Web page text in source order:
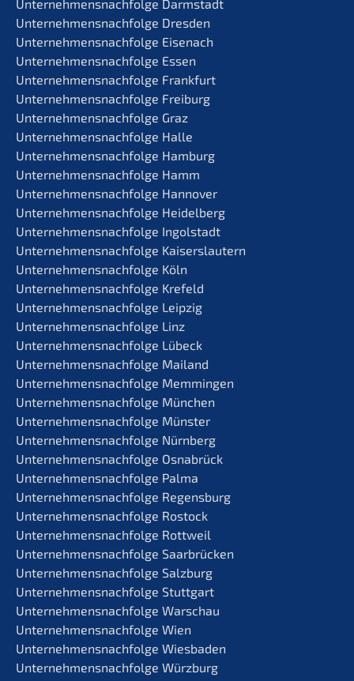
Unternehmens­nachfolge Darmstadt
Unternehmens­nachfolge Dresden
Unternehmens­nachfolge Eisenach
Unternehmens­nachfolge Essen
Unternehmens­nachfolge Frankfurt
Unternehmens­nachfolge Freiburg
Unternehmens­nachfolge Graz
Unternehmens­nachfolge Halle
Unternehmens­nachfolge Hamburg
Unternehmens­nachfolge Hamm
Unternehmens­nachfolge Hannover
Unternehmens­nachfolge Heidelberg
Unternehmens­nachfolge Ingolstadt
Unternehmens­nachfolge Kaiserslautern
Unternehmens­nachfolge Köln
Unternehmens­nachfolge Krefeld
Unternehmens­nachfolge Leipzig
Unternehmens­nachfolge Linz
Unternehmens­nachfolge Lübeck
Unternehmens­nachfolge Mailand
Unternehmens­nachfolge Memmingen
Unternehmens­nachfolge München
Unternehmens­nachfolge Münster
Unternehmens­nachfolge Nürnberg
Unternehmens­nachfolge Osnabrück
Unternehmens­nachfolge Palma
Unternehmens­nachfolge Regensburg
Unternehmens­nachfolge Rostock
Unternehmens­nachfolge Rottweil
Unternehmens­nachfolge Saarbrücken
Unternehmens­nachfolge Salzburg
Unternehmens­nachfolge Stuttgart
Unternehmens­nachfolge Warschau
Unternehmens­nachfolge Wien
Unternehmens­nachfolge Wiesbaden
Unternehmens­nachfolge Würzburg